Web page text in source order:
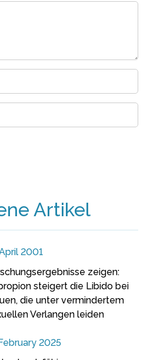
Artikel
2001
zeigen:
steigert die Libido bei
die unter vermindertem
Verlangen leiden
2025